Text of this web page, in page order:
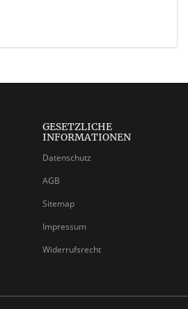
GESETZLICHE
INFORMATIONEN
Datenschutz
AGB
Sitemap
Impressum
Widerrufsrecht